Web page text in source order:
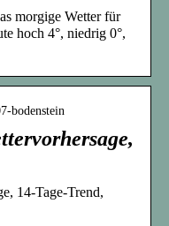
morgige Wetter für
hoch 4°, niedrig 0°,
bodenstein
14-Tage-Trend,